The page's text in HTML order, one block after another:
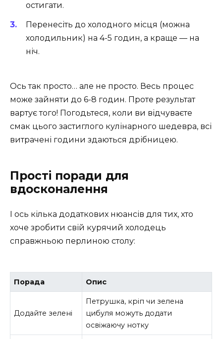
остигати.
Перенесіть до холодного місця (можна
холодильник) на 4-5 годин, а краще — на
ніч.
Ось так просто… але не просто. Весь процес
може зайняти до 6-8 годин. Проте результат
вартує того! Погодьтеся, коли ви відчуваєте
смак цього застиглого кулінарного шедевра, всі
витрачені години здаються дрібницею.
Прості поради для
вдосконалення
І ось кілька додаткових нюансів для тих, хто
хоче зробити свій курячий холодець
справжньою перлиною столу:
Порада Опис
Додайте зелені
Петрушка, кріп чи зелена
цибуля можуть додати
освіжаючу нотку